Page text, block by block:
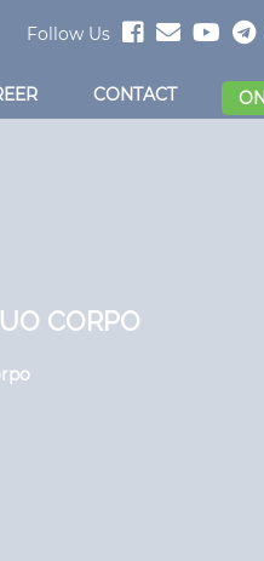
Follow Us
CONTACT
CORPO